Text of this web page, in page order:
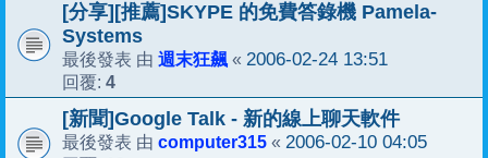
[分享][推薦]SKYPE 的免費答錄機 Pamela-
Systems
最後發表 由 週末狂飆 « 2006-02-24 13:51
回覆: 4
[新聞]Google Talk - 新的線上聊天軟件
最後發表 由 computer315 « 2006-02-10 04:05